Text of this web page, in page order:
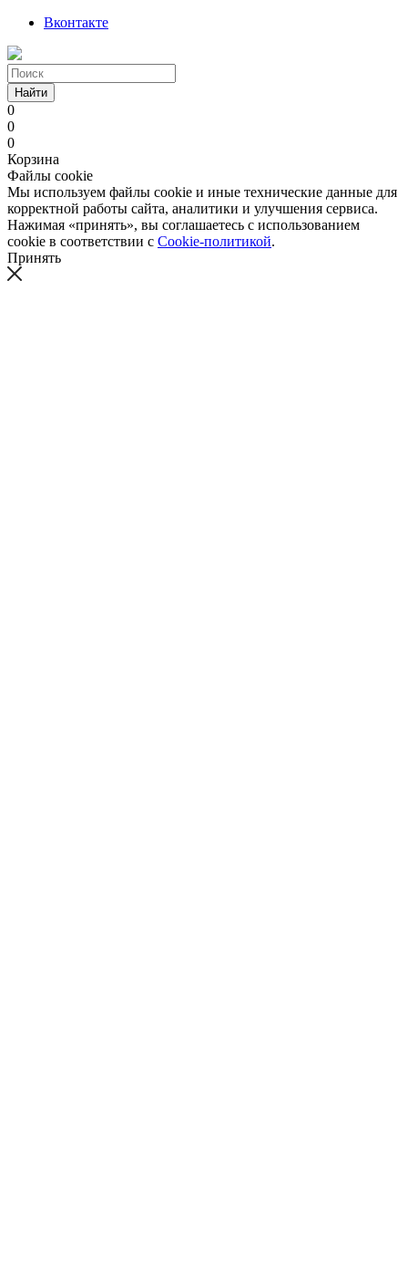
Вконтакте
Найти
0
0
0
Корзина
Файлы cookie
Мы используем файлы cookie и иные технические данные для
корректной работы сайта, аналитики и улучшения сервиса.
Нажимая «принять», вы соглашаетесь с использованием
cookie в соответствии с Cookie-политикой.
Принять